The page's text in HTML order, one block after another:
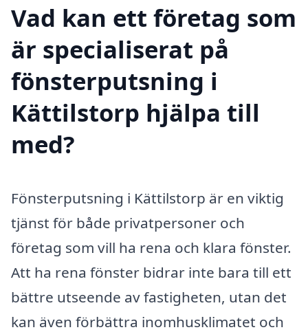
Vad kan ett företag som
är specialiserat på
fönsterputsning i
Kättilstorp hjälpa till
med?
Fönsterputsning i Kättilstorp är en viktig
tjänst för både privatpersoner och
företag som vill ha rena och klara fönster.
Att ha rena fönster bidrar inte bara till ett
bättre utseende av fastigheten, utan det
kan även förbättra inomhusklimatet och